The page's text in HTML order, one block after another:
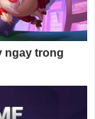
ngay trong